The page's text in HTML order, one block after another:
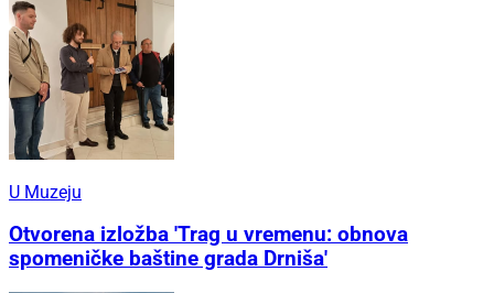
U Muzeju
Otvorena izložba 'Trag u vremenu: obnova
spomeničke baštine grada Drniša'